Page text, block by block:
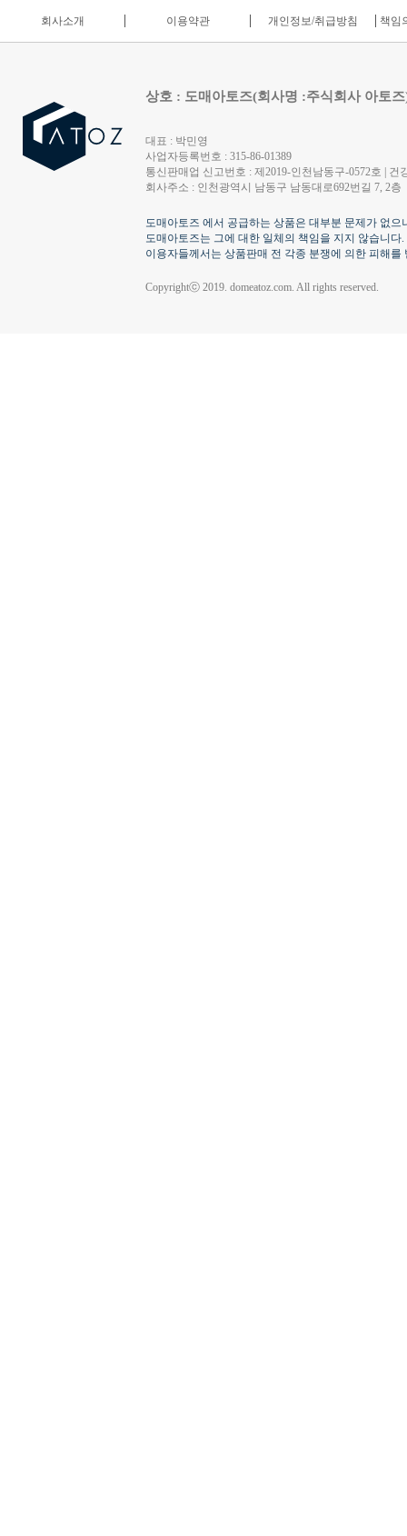
회사소개 이용약관 개인정보/취급방침 책임
상호 : 도매아토즈(회사명 :주식회사 아토
대표 : 박민영
사업자등록번호 : 315-86-01389
통신판매업 신고번호 : 제2019-인천남동구-0572호 | 건
회사주소 : 인천광역시 남동구 남동대로692번길 7, 2층
도매아토즈 에서 공급하는 상품은 대부분 문제가 없
도매아토즈는 그에 대한 일체의 책임을 지지 않습니다.
이용자들께서는 상품판매 전 각종 분쟁에 의한 피해
Copyrightⓒ 2019. domeatoz.com. All rights reserved.